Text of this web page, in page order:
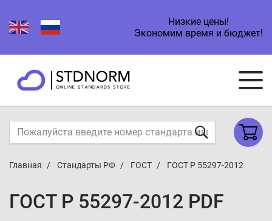
Низкие цены!
Экономим время и бюджет!
Главная Стандарты РФ ГОСТ ГОСТ Р 55297-2012
ГОСТ Р 55297-2012 PDF